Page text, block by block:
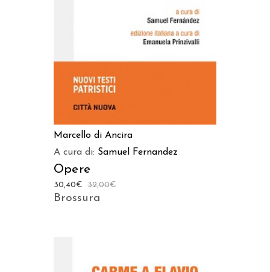
Marcello di Ancira
A cura di: Samuel Fernandez
Opere
32,00€
30,40€
Brossura